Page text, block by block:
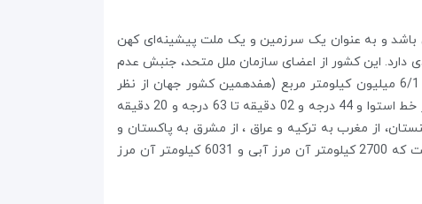
باشد و به عنوان یک سرزمین و یک ملت پیشینه‌ای کهن
دارد. این کشور از اعضای سازمان ملل متحد، جنبش عدم
تعهد، سازمان کنفرانس اسلامی، اوپک، سازمان اکو و چندین سازمان بین‌المللی دیگر استکشور ایران دارای وسعتی بیش از 6/1 میلیون کیلومتر مربع (هفدهمین کشور جهان از نظر
مساحت ) است .ایران در نیمه جنوبی منطقه معتدل شمالی بین 25 درجه و 00 دقیقه تا 39 درجه و 47 دقیقه عرض شمالی از خط استوا و 44 درجه و 02 دقیقه تا 63 درجه و 20 دقیقه
از مغرب به ترکیه و عراق ، از مشرق به پاکستان و
افغانستان و از جنوب به دریای عمان و خلیج فارس محدود است و در مجموع محیط پیرامون ایران بالغ بر 8731 کیلومتر است که 2700 کیلومتر آن مرز آبی و 6031 کیلومتر آن مرز